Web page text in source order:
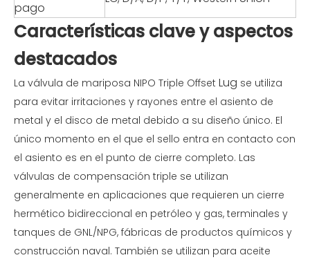
pago
Características clave y aspectos
destacados
La válvula de mariposa NIPO Triple Offset Lug se utiliza
para evitar irritaciones y rayones entre el asiento de
metal y el disco de metal debido a su diseño único. El
único momento en el que el sello entra en contacto con
el asiento es en el punto de cierre completo. Las
válvulas de compensación triple se utilizan
generalmente en aplicaciones que requieren un cierre
hermético bidireccional en petróleo y gas, terminales y
tanques de GNL/NPG, fábricas de productos químicos y
construcción naval. También se utilizan para aceite